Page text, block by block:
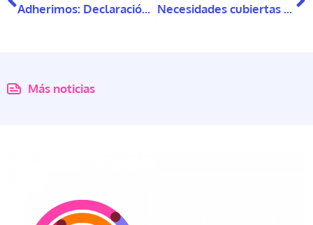
Adherimos: Declaración sobre biomarcadores para la detección temprana del Alzheimer en Chile Necesidades cubiertas y no cubiertas de personas mayores dependientes: una revisión de alcance
Más noticias